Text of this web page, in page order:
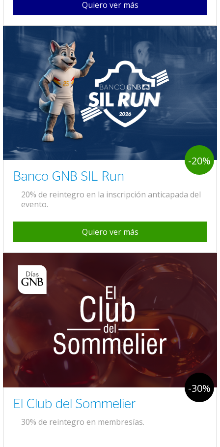
Quiero ver más
-20%
Banco GNB SIL Run
20% de reintegro en la inscripción anticapada del
evento.
Quiero ver más
-30%
El Club del Sommelier
30% de reintegro en membresías.